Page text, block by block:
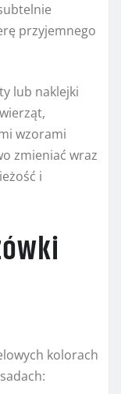
przyjemnego
lub naklejki
wzorami
zmieniać wraz
i
kolorach